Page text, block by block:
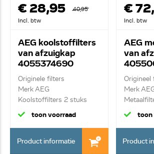
€ 28,95
40,95
Incl. btw
AEG koolstoffilters
van afzuigkap
4055374690
Originele filters
Merk AEG
Koolstoffilters 2 stuks
toon voorraad
Product informatie
€
Incl. btw
AEG
van
Origineel
Merk
toon
Product